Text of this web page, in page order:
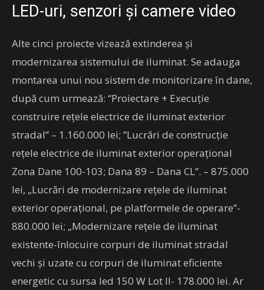
LED-uri, senzori și camere video
Alte cinci proiecte vizează extinderea și
modernizarea sistemului de iluminat. Se adauga
montarea unui nou sistem de monitorizare în dane,
după cum urmează: “Proiectare + Execuție
construire rețele electrice de iluminat exterior
stradal” – 1.160.000 lei; ”Lucrări de construcție
rețele electrice de iluminat exterior operațional
Zona Dane 100-103; Dana 89 – Dana CL”. – 875.000
lei, „Lucrări de modernizare rețele de iluminat
exterior operațional, pe platformele de operare”-
880.000 lei; „Modernizare rețele de iluminat
existente-înlocuire corpuri de iluminat stradal
vechi și uzate cu corpuri de iluminat eficiente
energetic cu sursa led 150 W Lot II- 178.000 lei. Ar